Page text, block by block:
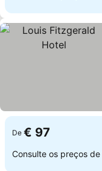
De € 97
Consulte os preços de